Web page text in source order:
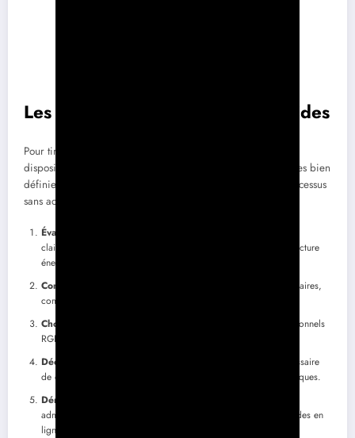
Les étapes pour bénéficier des aides
Pour tirer pleinement parti des aides financières à votre
disposition, il est crucial de suivre un certain nombre d’étapes bien
définies. Voici un guide pratique pour naviguer dans le processus
sans accroc :
Évaluation de votre projet :
clairement les travaux à réaliser et l’impact potentiel sur votre facture
énergétique.
Constitution du dossier :
Rassemblez toutes les pièces nécessaires,
comme les devis, les factures et les preuves d’identité.
Choix des artisans :
Assurez-vous de sélectionner des professionnels
RGE pour garantir l’éligibilité à certaines aides.
Déclaration des travaux :
Dans certains cas, il peut être nécessaire
de déclarer vos travaux à la mairie ou à des organismes spécifiques.
Démarches administratives :
administratives pour obtenir vos aides, qu’il s’agisse de demandes en
ligne ou de soumissions de dossier papier.